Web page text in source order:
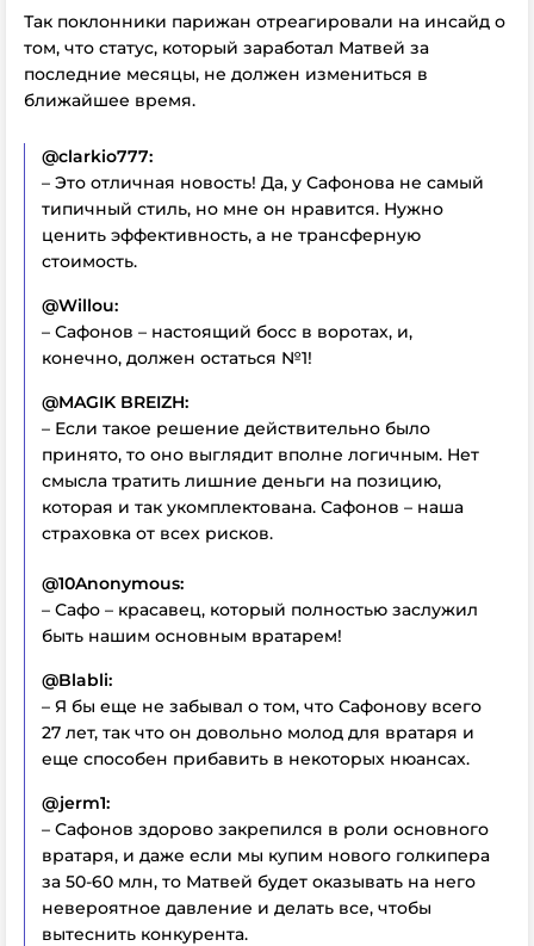
Так поклонники парижан отреагировали на инсайд о
том, что статус, который заработал Матвей за
последние месяцы, не должен измениться в
ближайшее время.
@clarkio777:
– Это отличная новость! Да, у Сафонова не самый
типичный стиль, но мне он нравится. Нужно
ценить эффективность, а не трансферную
стоимость.
@Willou:
– Сафонов – настоящий босс в воротах, и,
конечно, должен остаться №1!
@MAGIK BREIZH:
– Если такое решение действительно было
принято, то оно выглядит вполне логичным. Нет
смысла тратить лишние деньги на позицию,
которая и так укомплектована. Сафонов – наша
страховка от всех рисков.
@10Anonymous:
– Сафо – красавец, который полностью заслужил
быть нашим основным вратарем!
@Blabli:
– Я бы еще не забывал о том, что Сафонову всего
27 лет, так что он довольно молод для вратаря и
еще способен прибавить в некоторых нюансах.
@jerm1:
– Сафонов здорово закрепился в роли основного
вратаря, и даже если мы купим нового голкипера
за 50-60 млн, то Матвей будет оказывать на него
невероятное давление и делать все, чтобы
вытеснить конкурента.